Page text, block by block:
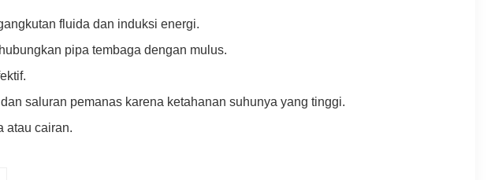
fluida dan induksi energi.
pipa tembaga dengan mulus.
saluran pemanas karena ketahanan suhunya yang tinggi.
atau cairan.